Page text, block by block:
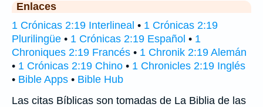
Enlaces
1 Crónicas 2:19 Interlineal • 1 Crónicas 2:19
Plurilingüe • 1 Crónicas 2:19 Español • 1
Chroniques 2:19 Francés • 1 Chronik 2:19 Alemán
• 1 Crónicas 2:19 Chino • 1 Chronicles 2:19 Inglés
• Bible Apps • Bible Hub
Las citas Bíblicas son tomadas de La Biblia de las